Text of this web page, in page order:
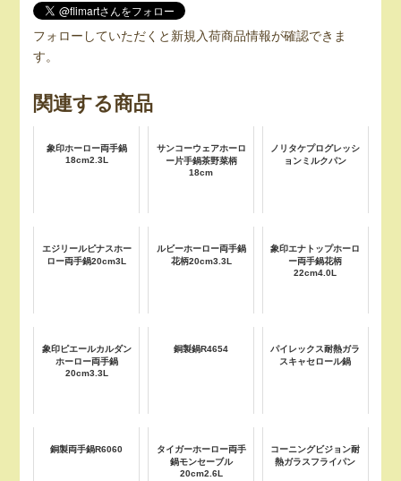
フォローしていただくと新規入荷商品情報が確認できま
す。
関連する商品
象印ホーロー両手鍋
18cm2.3L
サンコーウェアホーロ
ー片手鍋茶野菜柄
18cm
ノリタケプログレッシ
ョンミルクパン
エジリールピナスホー
ロー両手鍋20cm3L
ルビーホーロー両手鍋
花柄20cm3.3L
象印エナトップホーロ
ー両手鍋花柄
22cm4.0L
象印ピエールカルダン
ホーロー両手鍋
20cm3.3L
銅製鍋R4654
パイレックス耐熱ガラ
スキャセロール鍋
銅製両手鍋R6060
タイガーホーロー両手
鍋モンセーブル
20cm2.6L
コーニングビジョン耐
熱ガラスフライパン